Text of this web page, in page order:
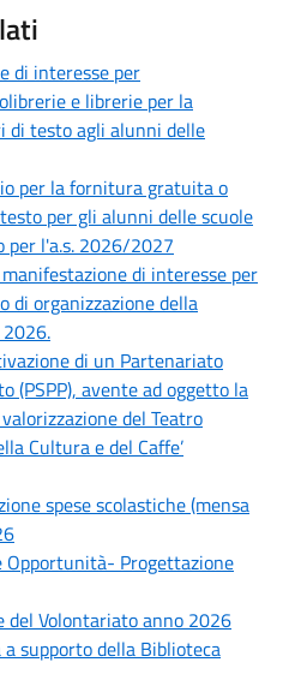
di interesse per
e librerie per la
testo agli alunni delle
per la fornitura gratuita o
per gli alunni delle scuole
per l'a.s. 2026/2027
di interesse per
di organizzazione della
2026.
di un Partenariato
(PSPP), avente ad oggetto la
del Teatro
Cultura e del Caffe’
spese scolastiche (mensa
Opportunità- Progettazione
del Volontariato anno 2026
supporto della Biblioteca